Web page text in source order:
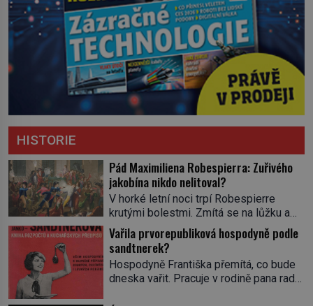
HISTORIE
Pád Maximiliena Robespierra: Zuřivého
jakobína nikdo nelitoval?
V horké letní noci trpí Robespierre
krutými bolestmi. Zmítá se na lůžku a
hlavou mu víří kolotoč myšlenek. Když
se probere z mdlob, vzpomene si na
jednu z pařížských jasnovidek, kterou
před lety navštívil. Prorokovala mu
tragický osud. Tehdy se jí vysmál.
Vařila prvorepubliková hospodyně podle
sandtnerek?
Hospodyně Františka přemítá, co bude
dneska vařit. Pracuje v rodině pana rady